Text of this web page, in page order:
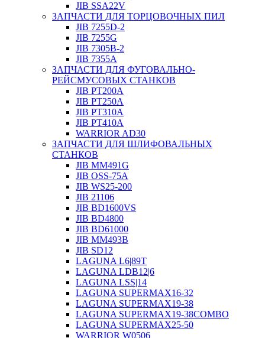
JIB SSA22V
ЗАПЧАСТИ ДЛЯ ТОРЦОВОЧНЫХ ПИЛ
JIB 7255D-2
JIB 7255G
JIB 7305B-2
JIB 7355A
ЗАПЧАСТИ ДЛЯ ФУГОВАЛЬНО-
РЕЙСМУСОВЫХ СТАНКОВ
JIB PT200A
JIB PT250A
JIB PT310A
JIB PT410A
WARRIOR AD30
ЗАПЧАСТИ ДЛЯ ШЛИФОВАЛЬНЫХ
СТАНКОВ
JIB MM491G
JIB OSS-75A
JIB WS25-200
JIB 21106
JIB BD1600VS
JIB BD4800
JIB BD61000
JIB MM493B
JIB SD12
LAGUNA L6|89T
LAGUNA LDB12|6
LAGUNA LSS|14
LAGUNA SUPERMAX16-32
LAGUNA SUPERMAX19-38
LAGUNA SUPERMAX19-38COMBO
LAGUNA SUPERMAX25-50
WARRIOR W0506